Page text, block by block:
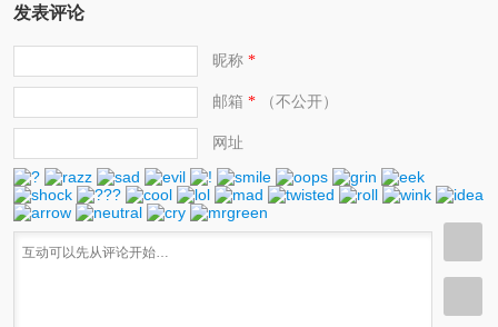
发表评论
昵称*
邮箱 *（不公开）
网址